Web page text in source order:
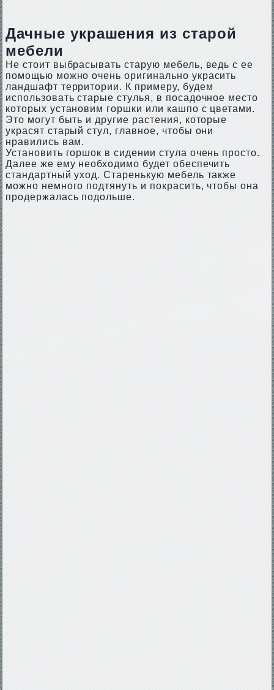
Дачные украшения из старой
мебели
Не стоит выбрасывать старую мебель, ведь с ее
помощью можно очень оригинально украсить
ландшафт территории. К примеру, будем
использовать старые стулья, в посадочное место
которых установим горшки или кашпо с цветами.
Это могут быть и другие растения, которые
украсят старый стул, главное, чтобы они
нравились вам.
Установить горшок в сидении стула очень просто.
Далее же ему необходимо будет обеспечить
стандартный уход. Старенькую мебель также
можно немного подтянуть и покрасить, чтобы она
продержалась подольше.